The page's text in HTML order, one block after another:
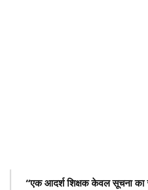
“एक आदर्श शिक्षक केवल सूचना का